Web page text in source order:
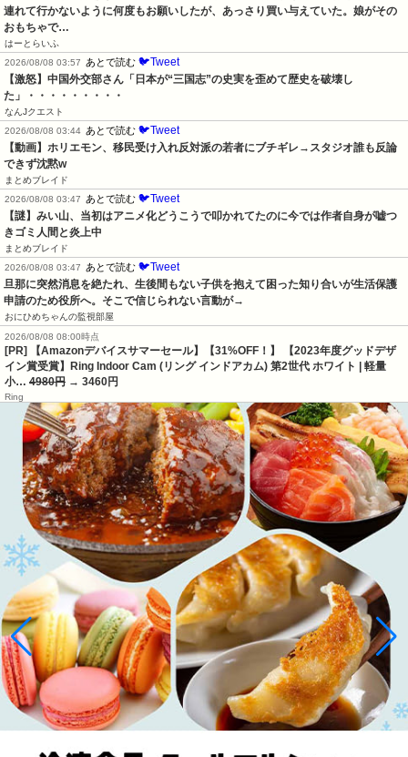
連れて行かないように何度もお願いしたが、あっさり買い与えていた。娘がその
おもちゃで…
はーとらいふ
2026/08/08 03:57
あとで読む 🐦Tweet
【激怒】中国外交部さん「日本が“三国志”の史実を歪めて歴史を破壊し
た」・・・・・・・・・
なんJクエスト
2026/08/08 03:44 あとで読む 🐦Tweet
【動画】ホリエモン、移民受け入れ反対派の若者にブチギレ→スタジオ誰も反論
できず沈黙w
まとめブレイド
2026/08/08 03:47
あとで読む 🐦Tweet
【謎】みい山、当初はアニメ化どうこうで叩かれてたのに今では作者自身が嘘つ
きゴミ人間と炎上中
まとめブレイド
2026/08/08 03:47
あとで読む 🐦Tweet
旦那に突然消息を絶たれ、生後間もない子供を抱えて困った知り合いが生活保護
申請のため役所へ。そこで信じられない言動が→
おにひめちゃんの監視部屋
2026/08/08 08:00時点
[PR] 【Amazonデバイスサマーセール】【31%OFF！】 【2023年度グッドデザ
イン賞受賞】Ring Indoor Cam (リング インドアカム) 第2世代 ホワイト | 軽量
小… 4980円 → 3460円
Ring